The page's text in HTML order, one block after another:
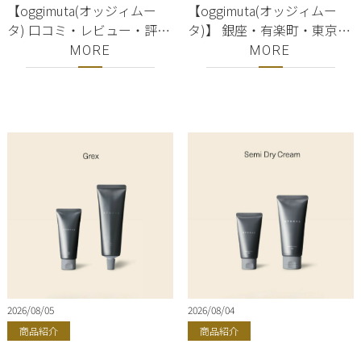
【oggimuta(オッジィムー
タ) 口コミ・レビュー・評
判】 シャンプー・トリート
メント ｜銀座・有楽町・東
MORE
【oggimuta(オッジィムー
タ)】 銀座・有楽町・東京駅
｜シャンプー・トリートメ
ント・オイル・エマルジョ
MORE
2026/08/05
商品紹介
2026/08/04
商品紹介